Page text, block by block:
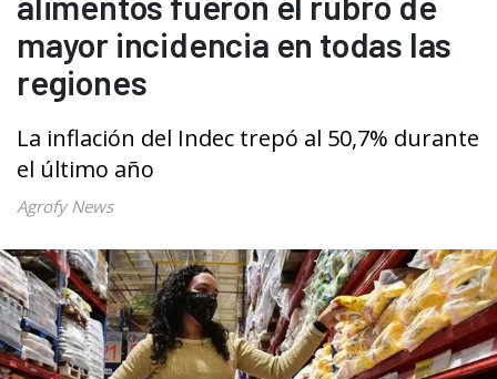
mayor incidencia en todas las
regiones
La inflación del Indec trepó al 50,7% durante
el último año
Agrofy News